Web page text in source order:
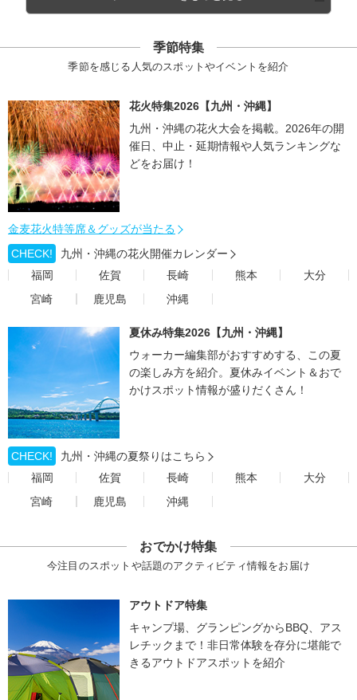
季節特集
季節を感じる人気のスポットやイベントを紹介
花火特集2026【九州・沖縄】
九州・沖縄の花火大会を掲載。2026年の開
催日、中止・延期情報や人気ランキングな
どをお届け！
金麦花火特等席＆グッズが当たる
CHECK!
九州・沖縄の花火開催カレンダー
福岡
佐賀 長崎 熊本
大分
宮崎
鹿児島 沖縄
夏休み特集2026【九州・沖縄】
ウォーカー編集部がおすすめする、この夏
の楽しみ方を紹介。夏休みイベント＆おで
かけスポット情報が盛りだくさん！
CHECK!
九州・沖縄の夏祭りはこちら
福岡
佐賀 長崎 熊本
大分
宮崎
鹿児島 沖縄
おでかけ特集
今注目のスポットや話題のアクティビティ情報をお届け
アウトドア特集
キャンプ場、グランピングからBBQ、アス
レチックまで！非日常体験を存分に堪能で
きるアウトドアスポットを紹介